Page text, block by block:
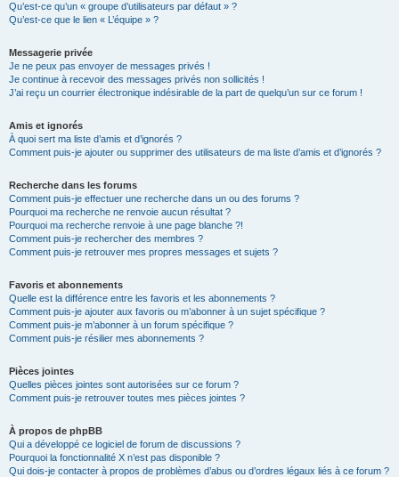
Qu’est-ce qu’un « groupe d’utilisateurs par défaut » ?
Qu’est-ce que le lien « L’équipe » ?
Messagerie privée
Je ne peux pas envoyer de messages privés !
Je continue à recevoir des messages privés non sollicités !
J’ai reçu un courrier électronique indésirable de la part de quelqu’un sur ce forum !
Amis et ignorés
À quoi sert ma liste d’amis et d’ignorés ?
Comment puis-je ajouter ou supprimer des utilisateurs de ma liste d’amis et d’ignorés ?
Recherche dans les forums
Comment puis-je effectuer une recherche dans un ou des forums ?
Pourquoi ma recherche ne renvoie aucun résultat ?
Pourquoi ma recherche renvoie à une page blanche ?!
Comment puis-je rechercher des membres ?
Comment puis-je retrouver mes propres messages et sujets ?
Favoris et abonnements
Quelle est la différence entre les favoris et les abonnements ?
Comment puis-je ajouter aux favoris ou m’abonner à un sujet spécifique ?
Comment puis-je m’abonner à un forum spécifique ?
Comment puis-je résilier mes abonnements ?
Pièces jointes
Quelles pièces jointes sont autorisées sur ce forum ?
Comment puis-je retrouver toutes mes pièces jointes ?
À propos de phpBB
Qui a développé ce logiciel de forum de discussions ?
Pourquoi la fonctionnalité X n’est pas disponible ?
Qui dois-je contacter à propos de problèmes d’abus ou d’ordres légaux liés à ce forum ?